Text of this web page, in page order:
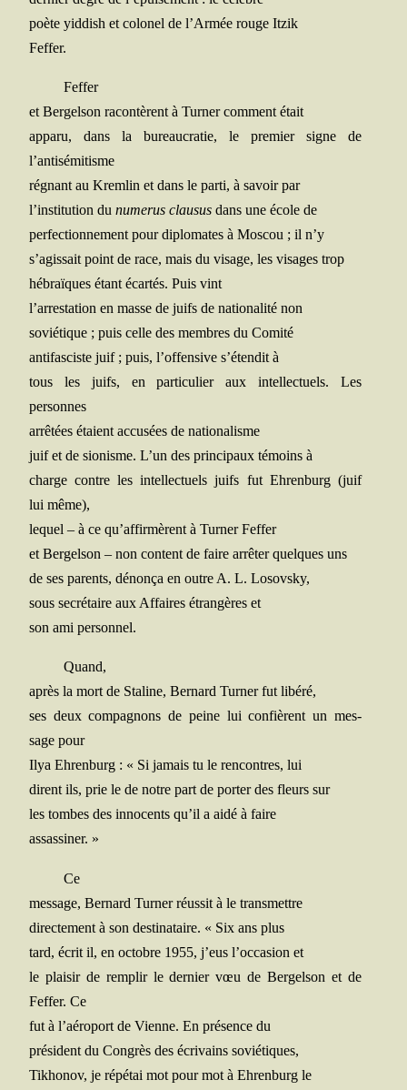
poète yid­dish et colo­nel de l’Armée rouge Itzik
Feffer.
Fef­fer
et Ber­gel­son racon­tèrent à Tur­ner com­ment était
appa­ru, dans la bureau­cra­tie, le pre­mier signe de
l’antisémitisme
régnant au Krem­lin et dans le par­ti, à savoir par
l’institution du nume­rus clau­sus dans une école de
per­fec­tion­ne­ment pour diplo­mates à Mos­cou ; il n’y
s’agissait point de race, mais du visage, les visages trop
hébraïques étant écar­tés. Puis vint
l’arrestation en masse de juifs de natio­na­li­té non
sovié­tique ; puis celle des membres du Comité
anti­fas­ciste juif ; puis, l’offensive s’étendit à
tous les juifs, en par­ti­cu­lier aux intel­lec­tuels. Les
personnes
arrê­tées étaient accu­sées de nationalisme
juif et de sio­nisme. L’un des prin­ci­paux témoins à
charge contre les intel­lec­tuels juifs fut Ehren­burg (juif
lui même),
lequel – à ce qu’affirmèrent à Tur­ner Feffer
et Ber­gel­son – non content de faire arrê­ter quelques uns
de ses parents, dénon­ça en outre A. L. Losovsky,
sous secré­taire aux Affaires étran­gères et
son ami personnel.
Quand,
après la mort de Sta­line, Ber­nard Tur­ner fut libéré,
ses deux com­pa­gnons de peine lui confièrent un mes­
sage pour
Ilya Ehren­burg : « Si jamais tu le ren­contres, lui
dirent ils, prie le de notre part de por­ter des fleurs sur
les tombes des inno­cents qu’il a aidé à faire
assassiner. »
Ce
mes­sage, Ber­nard Tur­ner réus­sit à le transmettre
direc­te­ment à son des­ti­na­taire. « Six ans plus
tard, écrit il, en octobre 1955, j’eus l’occasion et
le plai­sir de rem­plir le der­nier vœu de Ber­gel­son et de
Fef­fer. Ce
fut à l’aéroport de Vienne. En pré­sence du
pré­sident du Congrès des écri­vains soviétiques,
Tikho­nov, je répé­tai mot pour mot à Ehren­burg le